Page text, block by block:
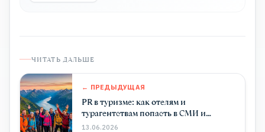
ЧИТАТЬ ДАЛЬШЕ
← ПРЕДЫДУЩАЯ
PR в туризме: как отелям и
турагентствам попасть в СМИ и
получить бронирования
13.06.2026